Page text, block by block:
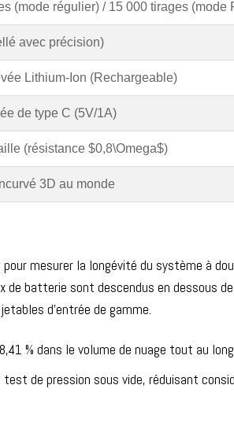
(mode régulier) / 15 000 tirages (mode
avec précision)
Lithium-Ion (Rechargeable)
de type C (5V/1A)
(résistance $0,8\Omega$)
3D au monde
mesurer la longévité du système à
batterie sont descendus en dessous
d'entrée de gamme.
% dans le volume de nuage tout au
de pression sous vide, réduisant